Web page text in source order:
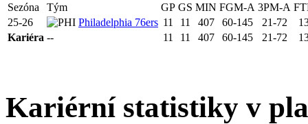
Sezóna Tým GP GS MIN FGM-A 3PM-A
25-26
Philadelphia 76ers 11 11 407 60-145 21-72
Kariéra -- 11 11 407 60-145 21-72
Kariérní statistiky v